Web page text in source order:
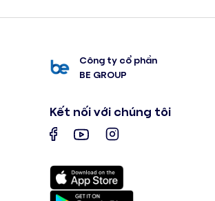
Công ty cổ phần
BE GROUP
Kết nối với chúng tôi